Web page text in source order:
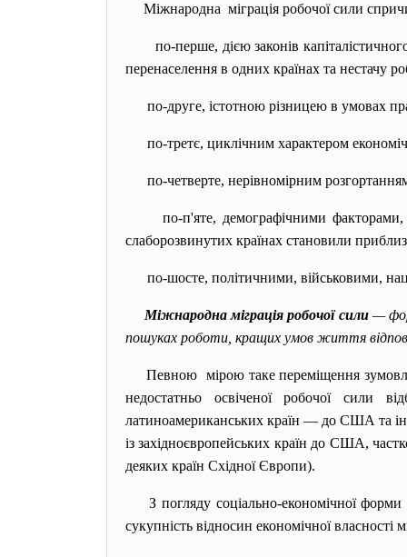
Міжнародна міграція робочої сили
по-перше, дією законів
перенаселення в одних країнах та нестачу
по-друге, істотною різницею в умовах
по-третє, циклічним характером
по-четверте, нерівномірним
по-п'яте, демографічними факторами,
слаборозвинутих країнах становили
по-шосте, політичними, військовими,
Міжнародна міграція робочої сили—
пошуках роботи, кращих умов життя
Певною мірою таке переміщення
недостатньо освіченої робочої сили
латиноамериканських країн — до США та ін.
із західноєвропейських країн до США,
деяких країн Східної Європи).
З погляду соціально-економічноїформи
сукупність відносин економічної